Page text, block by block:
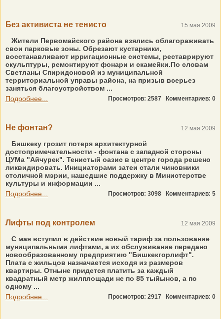
Без активиста не тенисто 15 мая 2009
Жители Первомайского района взялись облагораживать
свои парковые зоны. Обрезают кустарники,
восстанавливают ирригационные системы, реставрируют
скульптуры, ремонтируют фонари и скамейки.По словам
Светланы Спиридоновой из муниципальной
территориальной управы района, на призыв всерьез
заняться благоустройством ...
Подробнее...
Просмотров: 2587 Комментариев: 0
Не фонтан? 12 мая 2009
Бишкеку грозит потеря архитектурной
достопримечательности - фонтана с западной стороны
ЦУМа "Айчурек". Тенистый оазис в центре города решено
ликвидировать. Инициаторами затеи стали чиновники
столичной мэрии, нашедшие поддержку в Министерстве
культуры и информации ...
Подробнее...
Просмотров: 3098 Комментариев: 5
Лифты под контролем 12 мая 2009
С мая вступил в действие новый тариф за пользование
муниципальными лифтами, а их обслуживание передано
новообразованному предприятию "Бишкекгорлифт".
Плата с жильцов назначается исходя из размеров
квартиры. Отныне придется платить за каждый
квадратный метр жилплощади не по 85 тыйынов, а по
одному ...
Подробнее...
Просмотров: 2917 Комментариев: 0